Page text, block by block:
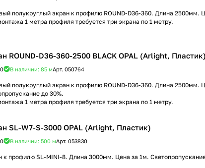
полукруглый экран к профилю ROUND-D36-360. Длина 2500мм.
1 метра профиля требуется три экрана по 1 метру.
Экран ROUND-D36-360-2500 BLACK OPAL (Arlight, Пластик)
0 В наличии: 85 мАрт. 050764
полукруглый экран к профилю ROUND-D36-360. Длина 2500мм.
до 30%.
1 метра профиля требуется три экрана по 1 метру.
SL-W7-S-3000 OPAL (Arlight, Пластик)
0 В наличии: 500 мАрт. 053830
к профилю SL-MINI-8. Длина 3000мм. Цена за 1м.